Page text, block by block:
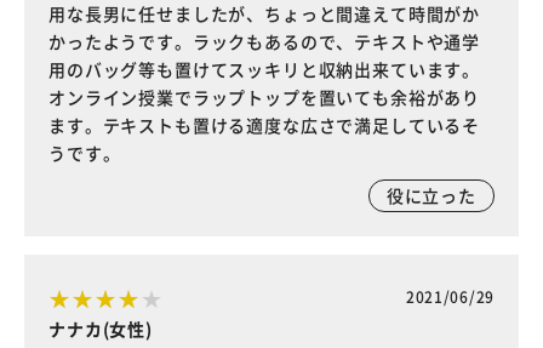
用な長男に任せましたが、ちょっと間違えて時間がか
かったようです。ラックもあるので、テキストや通学
用のバッグ等も置けてスッキリと収納出来ています。
オンライン授業でラップトップを置いても余裕があり
ます。テキストも置ける適度な広さで満足しているそ
うです。
役に立った
2021/06/29
ナナカ(女性)